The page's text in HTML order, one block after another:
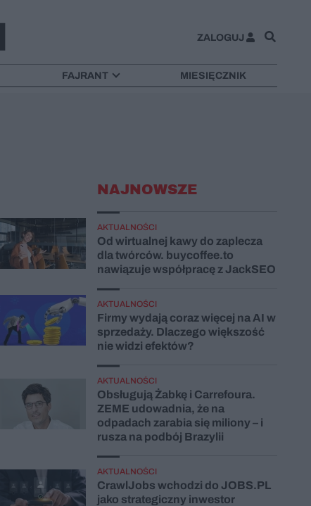
ZALOGUJ
FAJRANT MIESIĘCZNIK
NAJNOWSZE
AKTUALNOŚCI
Od wirtualnej kawy do zaplecza
dla twórców. buycoffee.to
nawiązuje współpracę z JackSEO
AKTUALNOŚCI
Firmy wydają coraz więcej na AI w
sprzedaży. Dlaczego większość
nie widzi efektów?
AKTUALNOŚCI
Obsługują Żabkę i Carrefoura.
ZEME udowadnia, że na
odpadach zarabia się miliony – i
rusza na podbój Brazylii
AKTUALNOŚCI
CrawlJobs wchodzi do JOBS.PL
jako strategiczny inwestor